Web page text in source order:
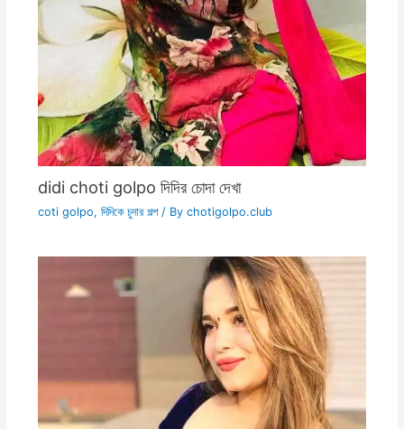
didi choti golpo দিদির চোদা দেখা
coti golpo, দিদিকে চুদার গল্প/ By chotigolpo.club